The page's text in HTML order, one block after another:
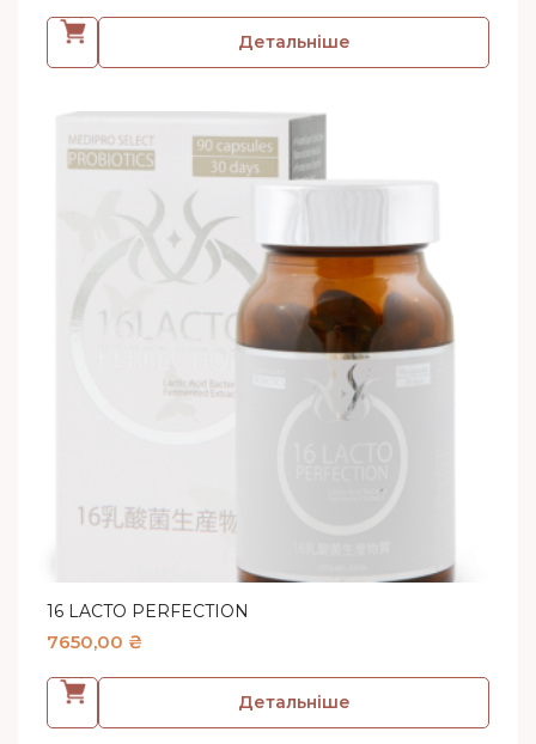
Детальніше
16 LACTO PERFECTION
7650,00 ₴
Детальніше